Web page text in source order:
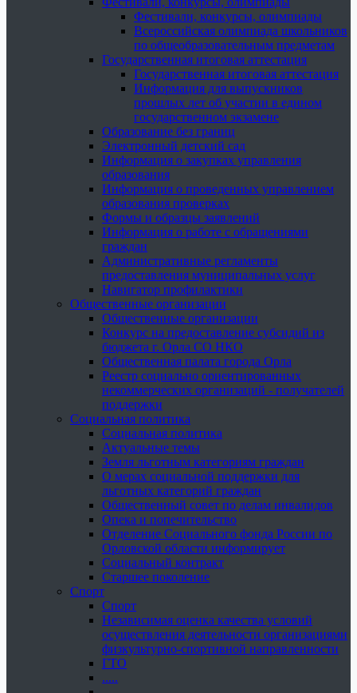
Фестивали, конкурсы, олимпиады
Всероссийская олимпиада школьников
по общеобразовательным предметам
Государственная итоговая аттестация
Государственная итоговая аттестация
Информация для выпускников
прошлых лет об участии в едином
государственном экзамене
Образование без границ
Электронный детский сад
Информация о закупках управления
образования
Информация о проведенных управлением
образования проверках
Формы и образцы заявлений
Информация о работе с обращениями
граждан
Административные регламенты
предоставления муниципальных услуг
Навигатор профилактики
Общественные организации
Общественные организации
Конкурс на предоставление субсидий из
бюджета г. Орла СО НКО
Общественная палата города Орла
Реестр социально ориентированных
некоммерческих организаций - получателей
поддержки
Социальная политика
Социальная политика
Актуальные темы
Земля льготным категориям граждан
О мерах социальной поддержки для
льготных категорий граждан
Общественный совет по делам инвалидов
Опека и попечительство
Отделение Социального фонда России по
Орловской области информирует
Социальный контракт
Старшее поколение
Спорт
Спорт
Независимая оценка качества условий
осуществления деятельности организациями
физкультурно-спортивной направленности
ГТО
.....